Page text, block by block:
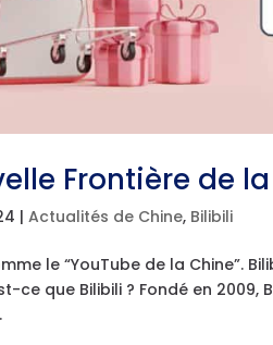
Frontière de
|Actualités de Chine, Bilibili
le “YouTube de la Chine”.
ce que Bilibili ? Fondé en